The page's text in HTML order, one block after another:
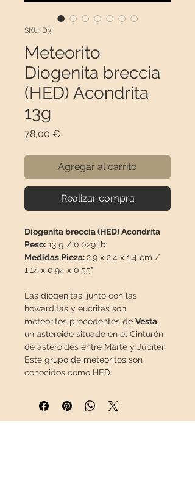
SKU: D3
Meteorito
Diogenita breccia
(HED) Acondrita
13g
78,00 €
Agregar al carrito
Realizar compra
Diogenita breccia (HED) Acondrita
Peso: 13 g / 0,029 lb
Medidas Pieza:2.9 x 2.4 x 1.4 cm /
1.14 x 0.94 x 0.55"
Las diogenitas, junto con las
howarditas y eucritas son
meteoritos procedentes de Vesta,
un asteroide situado en el Cinturón
de asteroides entre Marte y Júpiter.
Este grupo de meteoritos son
conocidos como HED.
Las diogenitas son de
plutónico, es decir, que alguna vez
fueron lava, pero en lugar de ser